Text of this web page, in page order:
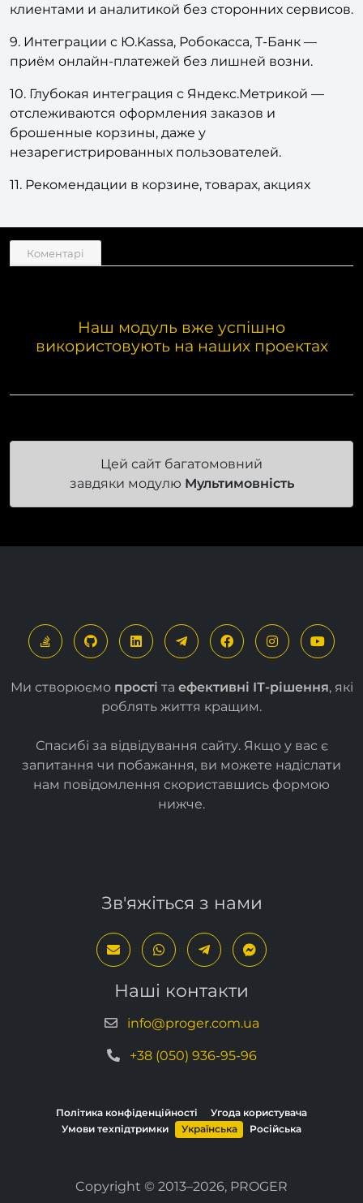
клиентами и аналитикой без сторонних сервисов.
9. Интеграции с Ю.Kassa, Робокасса, Т-Банк —
приём онлайн-платежей без лишней возни.
10. Глубокая интеграция с Яндекс.Метрикой —
отслеживаются оформления заказов и
брошенные корзины, даже у
незарегистрированных пользователей.
11. Рекомендации в корзине, товарах, акциях
Коментарі
Наш модуль вже успішно
використовують на наших проектах
Цей сайт багатомовний
завдяки модулю Мультимовність
Ми створюємо прості та ефективні ІТ-рішення, які
роблять життя кращим.
Спасибі за відвідування сайту. Якщо у вас є
запитання чи побажання, ви можете надіслати
нам повідомлення скориставшись формою
нижче.
Зв'яжіться з нами
Наші контакти
info@proger.com.ua
+38 (050) 936-95-96
Політика конфіденційності
Угода користувача
Умови техпідтримки
Українська Російська
Copyright © 2013–2026, PROGER